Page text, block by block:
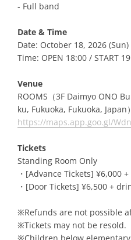
- Full band
Date & Time
Date: October 18, 2026 (Sun)
Time: OPEN 18:00 / START
Venue
ROOMS（3F Daimyo ONO
ku, Fukuoka, Fukuoka, Japan）
https://maps.app.goo.gl/
Tickets
Standing Room Only
・[Advance Tickets] ¥6,000
・[Door Tickets] ¥6,500 +
※Refunds are not possible
※Tickets may not be resold.